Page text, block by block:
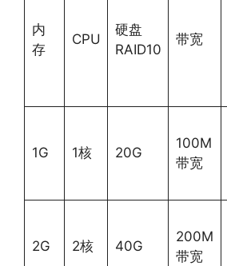
内
存
CPU
硬盘
RAID10
带宽
1G 1核 20G
100M
带宽
2G 2核 40G
200M
带宽